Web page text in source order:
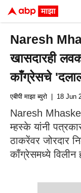
Naresh
खासदारही
काँग्रेसचे
एबीपी माझा ब्युरो | 18 Jun
Naresh
म्हस्के यांनी
ठाकरेंवर जोरदार
काँग्रेसमध्ये विलीन